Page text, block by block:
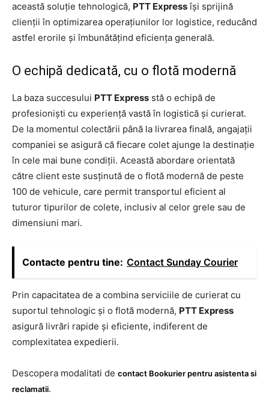
această soluție tehnologică, PTT Expressîși sprijină
clienții în optimizarea operațiunilor lor logistice, reducând
astfel erorile și îmbunătățind eficiența generală.
O echipă dedicată, cu o flotă modernă
La baza succesului PTT Express stă o echipă de
profesioniști cu experiență vastă în logistică și curierat.
De la momentul colectării până la livrarea finală, angajații
companiei se asigură că fiecare colet ajunge la destinație
în cele mai bune condiții. Această abordare orientată
către client este susținută de o flotă modernă de peste
100 de vehicule, care permit transportul eficient al
tuturor tipurilor de colete, inclusiv al celor grele sau de
dimensiuni mari.
Contacte pentru tine: Contact Sunday Courier
Prin capacitatea de a combina serviciile de curierat cu
suportul tehnologic și o flotă modernă, PTT Express
asigură livrări rapide și eficiente, indiferent de
complexitatea expedierii.
Descopera modalitati de contact Bookurier pentru asistenta si
reclamatii.